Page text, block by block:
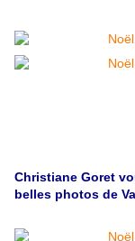
Christiane Goret
belles photos de